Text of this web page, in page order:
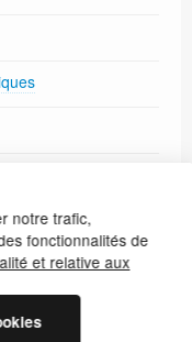
notre trafic,
fonctionnalités de
et relative aux